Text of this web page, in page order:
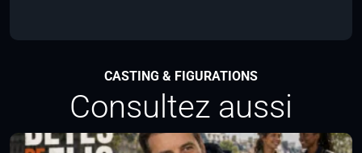
CASTING & FIGURATIONS
Consultez aussi